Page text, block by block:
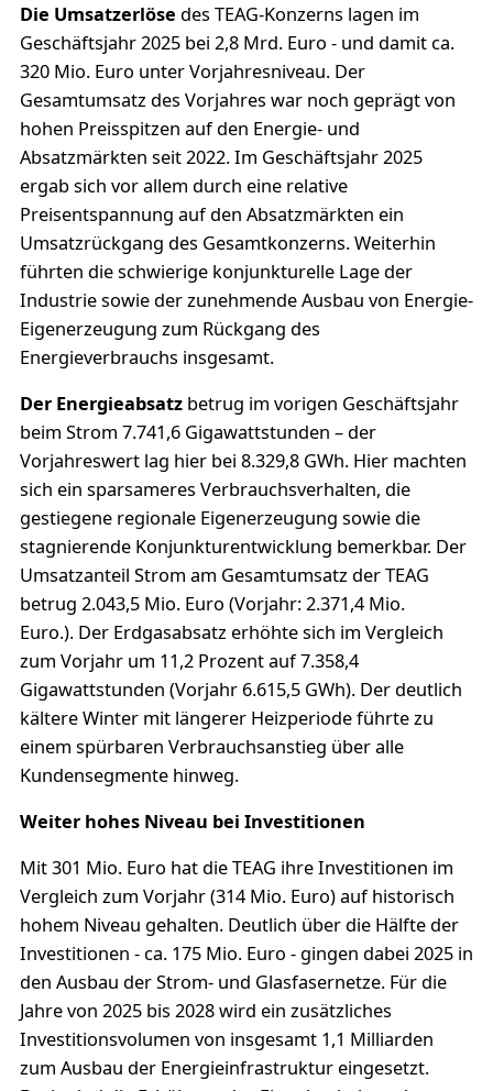
Die Umsatzerlöse des TEAG-Konzerns lagen im
Geschäftsjahr 2025 bei 2,8 Mrd. Euro - und damit ca.
320 Mio. Euro unter Vorjahresniveau. Der
Gesamtumsatz des Vorjahres war noch geprägt von
hohen Preisspitzen auf den Energie- und
Absatzmärkten seit 2022. Im Geschäftsjahr 2025
ergab sich vor allem durch eine relative
Preisentspannung auf den Absatzmärkten ein
Umsatzrückgang des Gesamtkonzerns. Weiterhin
führten die schwierige konjunkturelle Lage der
Industrie sowie der zunehmende Ausbau von Energie-
Eigenerzeugung zum Rückgang des
Energieverbrauchs insgesamt.
Der Energieabsatzbetrug im vorigen Geschäftsjahr
beim Strom 7.741,6 Gigawattstunden – der
Vorjahreswert lag hier bei 8.329,8 GWh. Hier machten
sich ein sparsameres Verbrauchsverhalten, die
gestiegene regionale Eigenerzeugung sowie die
stagnierende Konjunkturentwicklung bemerkbar. Der
Umsatzanteil Strom am Gesamtumsatz der TEAG
betrug 2.043,5 Mio. Euro (Vorjahr: 2.371,4 Mio.
Euro.). Der Erdgasabsatz erhöhte sich im Vergleich
zum Vorjahr um 11,2 Prozent auf 7.358,4
Gigawattstunden (Vorjahr 6.615,5 GWh). Der deutlich
kältere Winter mit längerer Heizperiode führte zu
einem spürbaren Verbrauchsanstieg über alle
Kundensegmente hinweg.
Weiter hohes Niveau bei Investitionen
Mit 301 Mio. Euro hat die TEAG ihre Investitionen im
Vergleich zum Vorjahr (314 Mio. Euro) auf historisch
hohem Niveau gehalten. Deutlich über die Hälfte der
Investitionen - ca. 175 Mio. Euro - gingen dabei 2025 in
den Ausbau der Strom- und Glasfasernetze. Für die
Jahre von 2025 bis 2028 wird ein zusätzliches
Investitionsvolumen von insgesamt 1,1 Milliarden
zum Ausbau der Energieinfrastruktur eingesetzt.